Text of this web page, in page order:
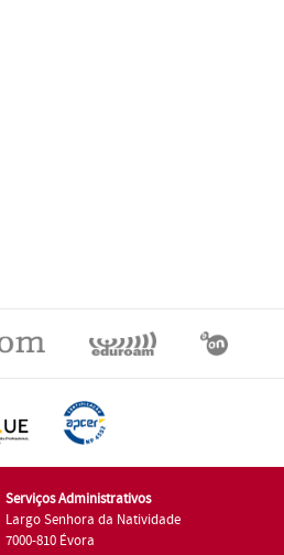
Serviços Administrativos
Largo Senhora da Natividade
7000-810 Évora